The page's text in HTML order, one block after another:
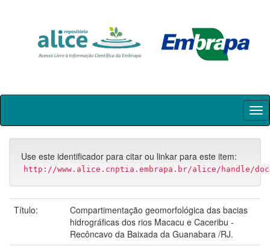
Skip
Use este identificador para citar ou linkar para este item:
http://www.alice.cnptia.embrapa.br/alice/handle/doc/
Título:
Compartimentação geomorfológica das bacias
hidrográficas dos rios Macacu e Caceribu -
Recôncavo da Baixada da Guanabara /RJ.